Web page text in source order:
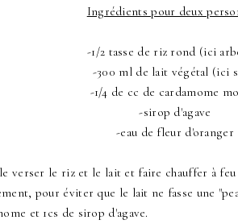
Ingrédients pour deux
-1/2 tasse de riz rond (ici
-300 ml de lait végétal (ici
-1/4 de cc de cardamome
-sirop d'agave
-eau de fleur d'oranger
verser le riz et le lait et faire chauffer à feu
pour éviter que le lait ne fasse une
et 1cs de sirop d'agave.